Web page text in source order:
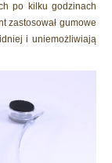
po kilku godzinach
zastosował gumowe
i uniemożliwiają